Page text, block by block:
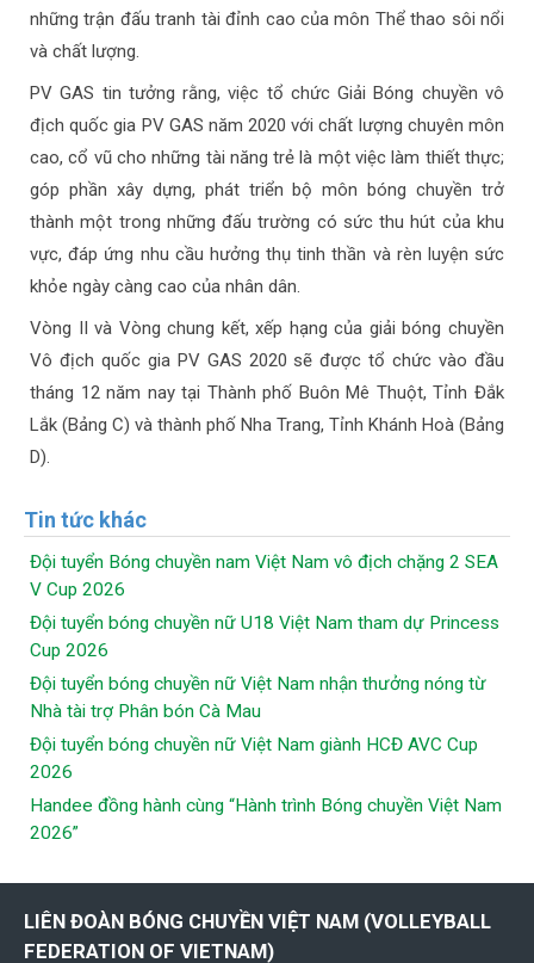
những trận đấu tranh tài đỉnh cao của môn Thể thao sôi nổi
và chất lượng.
PV GAS tin tưởng rằng, việc tổ chức Giải Bóng chuyền vô
địch quốc gia PV GAS năm 2020 với chất lượng chuyên môn
cao, cổ vũ cho những tài năng trẻ là một việc làm thiết thực;
góp phần xây dựng, phát triển bộ môn bóng chuyền trở
thành một trong những đấu trường có sức thu hút của khu
vực, đáp ứng nhu cầu hưởng thụ tinh thần và rèn luyện sức
khỏe ngày càng cao của nhân dân.
Vòng II và Vòng chung kết, xếp hạng của giải bóng chuyền
Vô địch quốc gia PV GAS 2020 sẽ được tổ chức vào đầu
tháng 12 năm nay tại Thành phố Buôn Mê Thuột, Tỉnh Đắk
Lắk (Bảng C) và thành phố Nha Trang, Tỉnh Khánh Hoà (Bảng
D).
Tin tức khác
Đội tuyển Bóng chuyền nam Việt Nam vô địch chặng 2 SEA
V Cup 2026
Đội tuyển bóng chuyền nữ U18 Việt Nam tham dự Princess
Cup 2026
Đội tuyển bóng chuyền nữ Việt Nam nhận thưởng nóng từ
Nhà tài trợ Phân bón Cà Mau
Đội tuyển bóng chuyền nữ Việt Nam giành HCĐ AVC Cup
2026
Handee đồng hành cùng “Hành trình Bóng chuyền Việt Nam
2026”
LIÊN ĐOÀN BÓNG CHUYỀN VIỆT NAM (VOLLEYBALL
FEDERATION OF VIETNAM)